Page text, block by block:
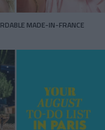
MADE-IN-FRANCE